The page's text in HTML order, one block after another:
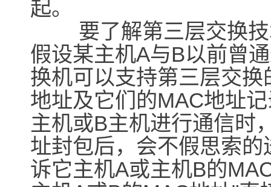
起。
要了解第三层交换技
假设某主机A与B以前曾
换机可以支持第三层交
地址及它们的MAC地址
主机或B主机进行通信时
址封包后，会不假思索
诉它主机A或主机B的